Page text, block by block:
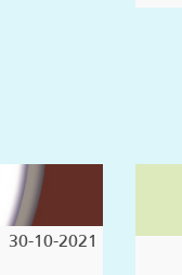
30-10-2021